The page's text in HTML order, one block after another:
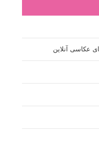
عکاسی آنلاین